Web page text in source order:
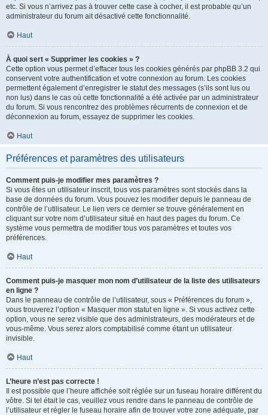
etc. Si vous n’arrivez pas à trouver cette case à cocher, il est probable qu’un
administrateur du forum ait désactivé cette fonctionnalité.
Haut
À quoi sert « Supprimer les cookies » ?
Cette option vous permet d’effacer tous les cookies générés par phpBB 3.2 qui
conservent votre authentification et votre connexion au forum. Les cookies
permettent également d’enregistrer le statut des messages (s’ils sont lus ou
non lus) dans le cas où cette fonctionnalité a été activée par un administrateur
du forum. Si vous rencontrez des problèmes récurrents de connexion et de
déconnexion au forum, essayez de supprimer les cookies.
Haut
Préférences et paramètres des utilisateurs
Comment puis-je modifier mes paramètres ?
Si vous êtes un utilisateur inscrit, tous vos paramètres sont stockés dans la
base de données du forum. Vous pouvez les modifier depuis le panneau de
contrôle de l’utilisateur. Le lien vers ce dernier se trouve généralement en
cliquant sur votre nom d’utilisateur situé en haut des pages du forum. Ce
système vous permettra de modifier tous vos paramètres et toutes vos
préférences.
Haut
Comment puis-je masquer mon nom d’utilisateur de la liste des utilisateurs
en ligne ?
Dans le panneau de contrôle de l’utilisateur, sous « Préférences du forum »,
vous trouverez l’option « Masquer mon statut en ligne ». Si vous activez cette
option, vous ne serez visible que des administrateurs, des modérateurs et de
vous-même. Vous serez alors comptabilisé comme étant un utilisateur
invisible.
Haut
L’heure n’est pas correcte !
Il est possible que l’heure affichée soit réglée sur un fuseau horaire différent du
vôtre. Si tel était le cas, veuillez vous rendre dans le panneau de contrôle de
l’utilisateur et régler le fuseau horaire afin de trouver votre zone adéquate, par